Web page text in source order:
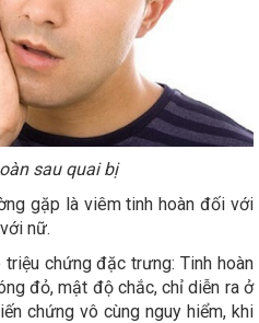
sau quai bị
gặp là viêm tinh hoàn đối với
nữ.
chứng đặc trưng: Tinh hoàn
đỏ, mật độ chắc, chỉ diễn ra ở
chứng vô cùng nguy hiểm, khi